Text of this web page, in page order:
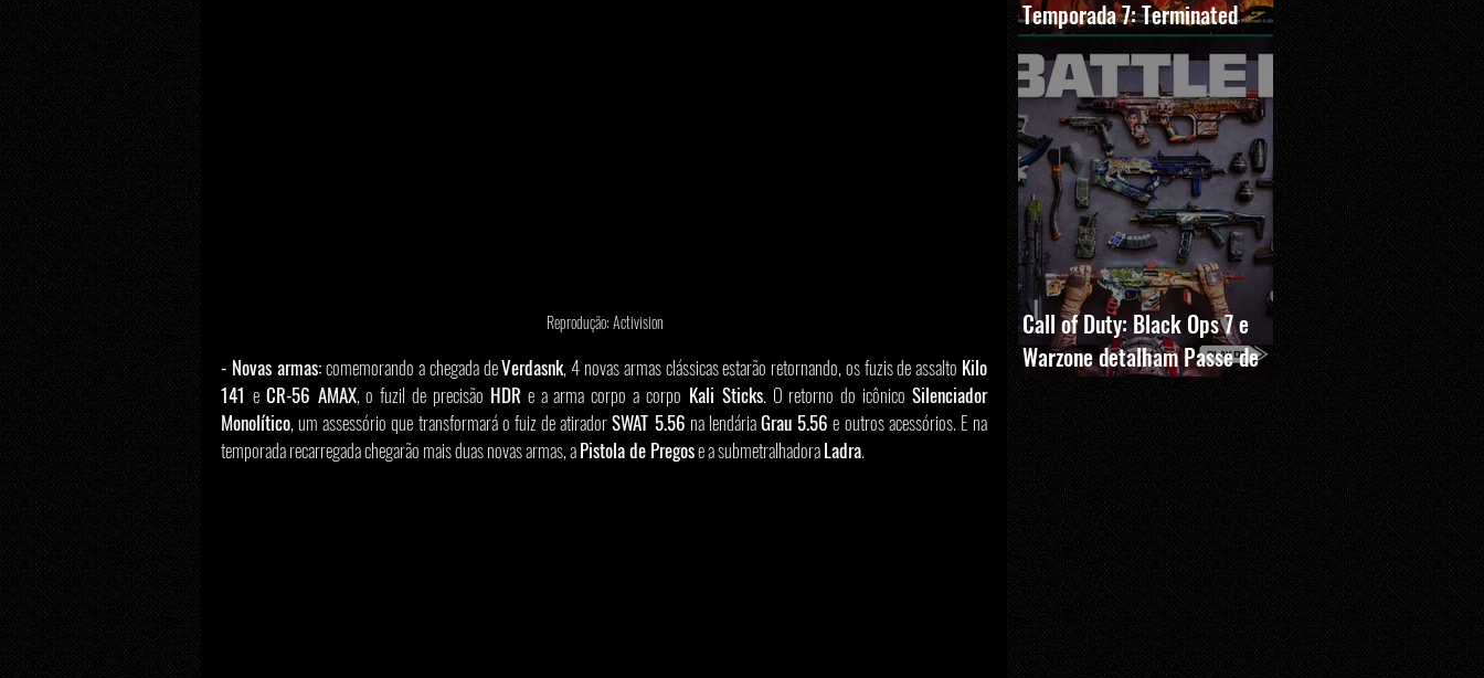
Reprodução: Activision
- Novas armas: comemorando a chegada de Verdasnk, 4 novas armas clássicas estarão retornando, os fuzis de assalto Kilo
141 e CR-56 AMAX, o fuzil de precisão HDR e a arma corpo a corpo Kali Sticks. O retorno do icônico Silenciador
Monolítico, um assessório que transformará o fuiz de atirador SWAT 5.56 na lendária Grau 5.56 e outros acessórios. E na
temporada recarregada chegarão mais duas novas armas, a Pistola de Pregos e a submetralhadora Ladra.
Temporada 7: Terminated
estreia com O Exterminador
do Futuro 2, novos modos e
Cronen Squall
Call of Duty: Black Ops 7 e
Warzone detalham Passe de
Batalha, BlackCell e novas
recompensas da Temporada 5